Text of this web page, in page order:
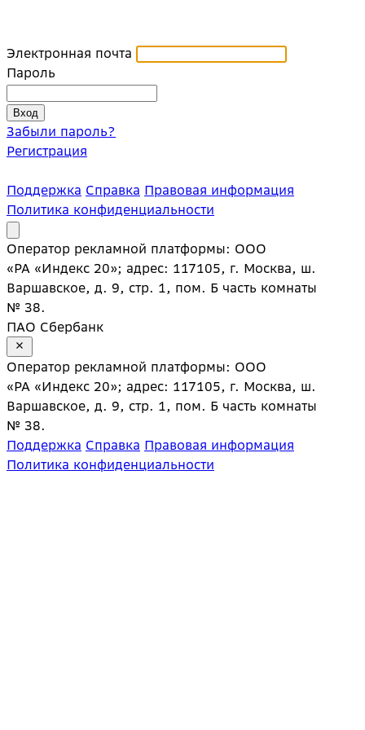
Электронная почта
Пароль
Забыли пароль?
Регистрация
Поддержка Справка Правовая информация
Политика конфиденциальности
Оператор рекламной платформы: ООО
«РА «Индекс 20»; адрес: 117105, г. Москва, ш.
Варшавское, д. 9, стр. 1, пом. Б часть комнаты
№ 38.
ПАО Сбербанк
Оператор рекламной платформы: ООО
«РА «Индекс 20»; адрес: 117105, г. Москва, ш.
Варшавское, д. 9, стр. 1, пом. Б часть комнаты
№ 38.
Поддержка Справка Правовая информация
Политика конфиденциальности